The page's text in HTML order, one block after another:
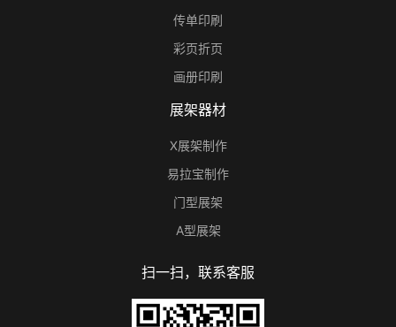
传单印刷
彩页折页
画册印刷
展架器材
X展架制作
易拉宝制作
门型展架
A型展架
扫一扫，联系客服